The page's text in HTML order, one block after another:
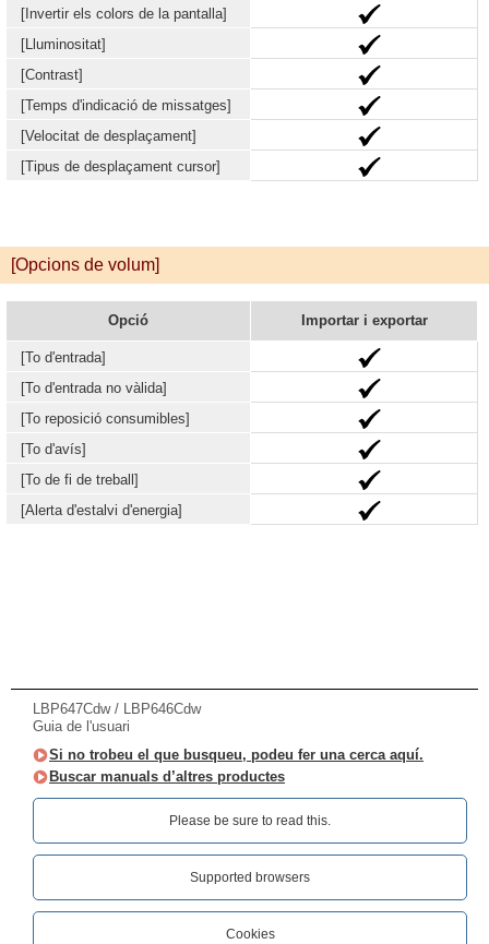
[Invertir els colors de la pantalla]
[Lluminositat]
[Contrast]
[Temps d'indicació de missatges]
[Velocitat de desplaçament]
[Tipus de desplaçament cursor]
[Opcions de volum]
Opció Importar i exportar
[To d'entrada]
[To d'entrada no vàlida]
[To reposició consumibles]
[To d'avís]
[To de fi de treball]
[Alerta d'estalvi d'energia]
LBP647Cdw / LBP646Cdw
Guia de l'usuari
Si no trobeu el que busqueu, podeu fer una cerca aquí.
Buscar manuals d’altres productes
Please be sure to read this.‎
Supported browsers
Cookies